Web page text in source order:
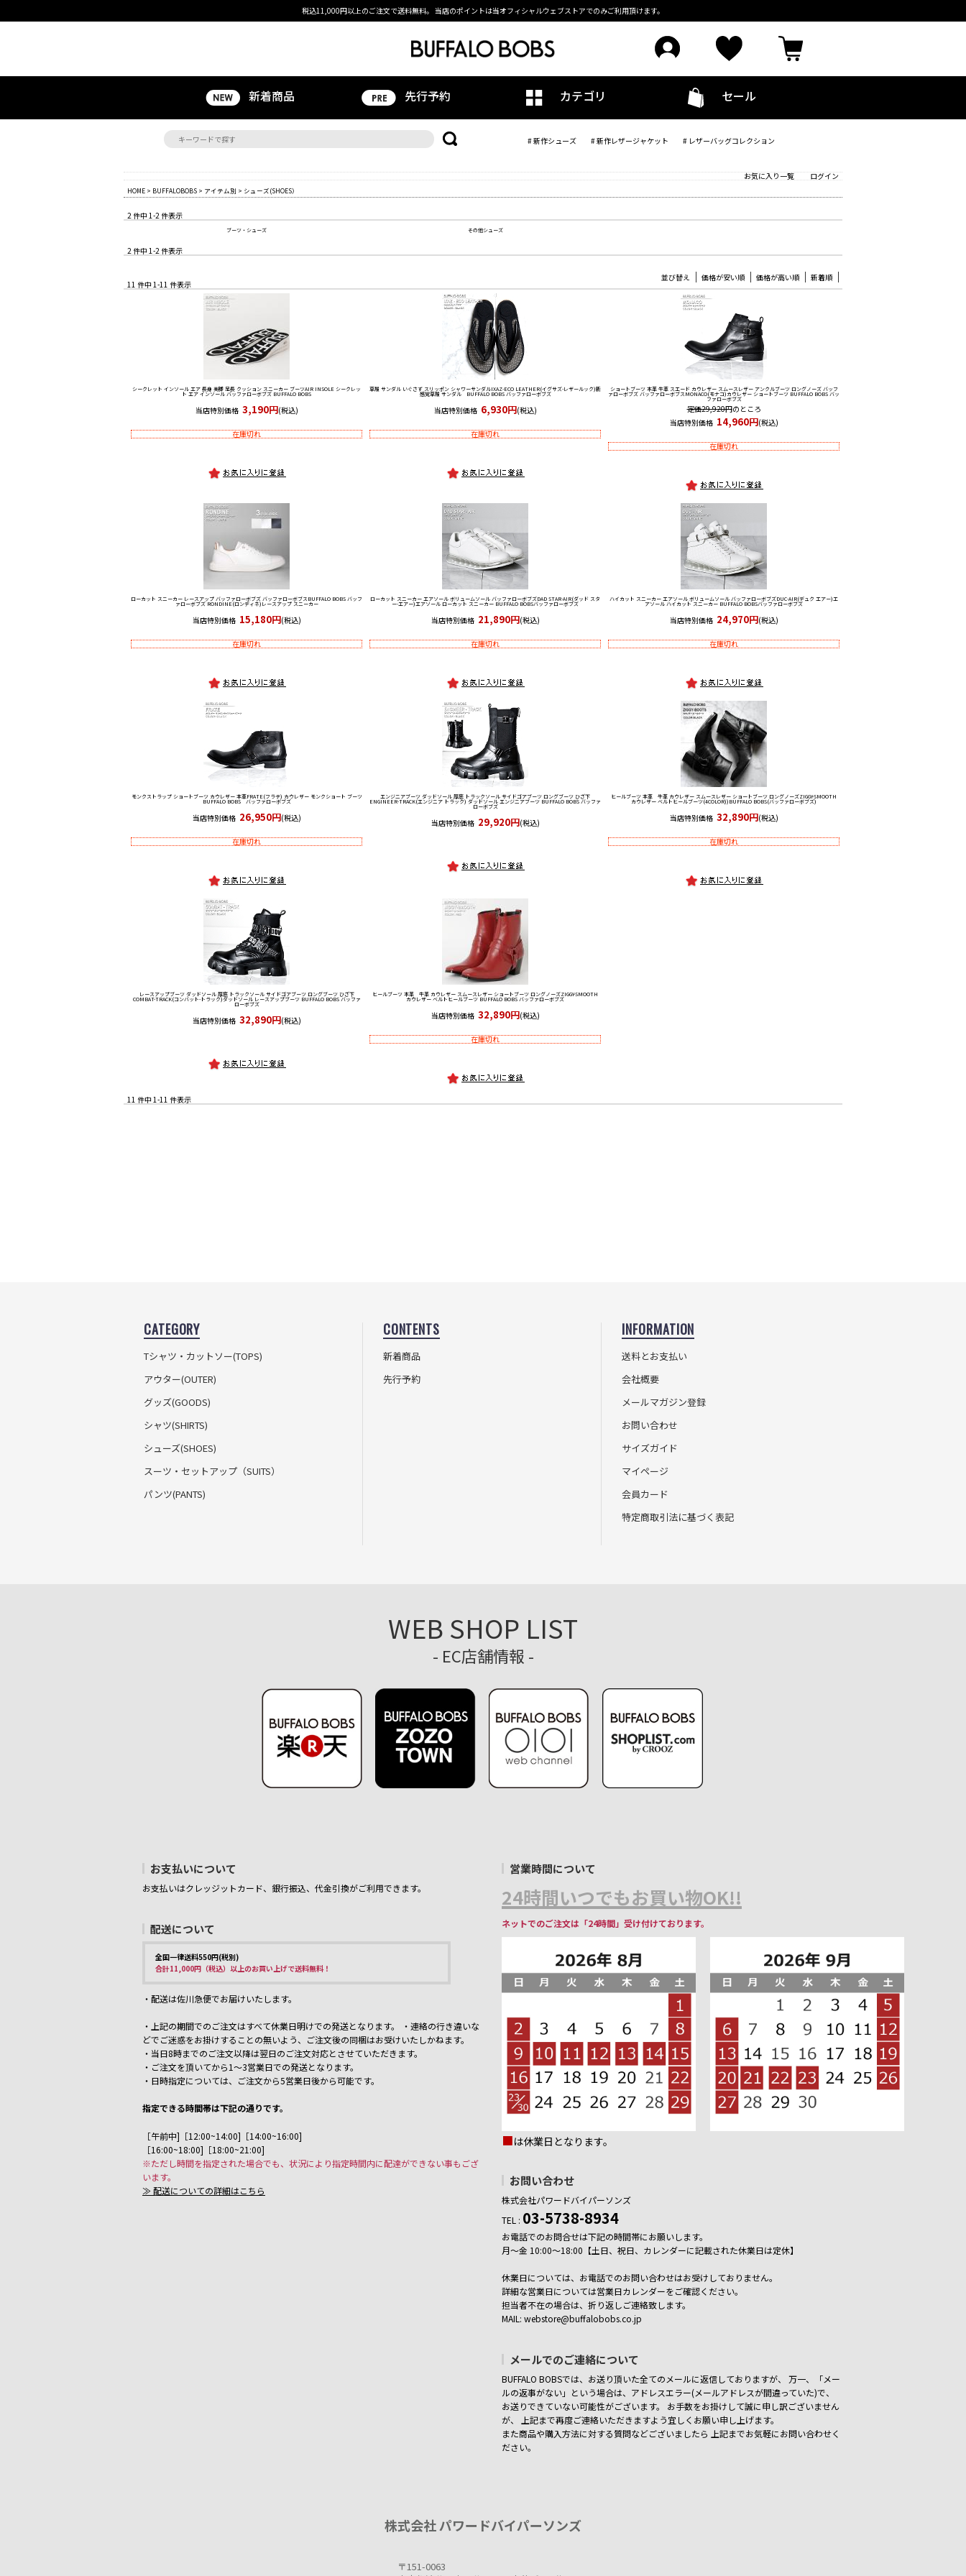
税込11,000円以上のご注文で送料無料。 当店のポイントは当オフィシャルウェブストアでのみご利用頂けます。
新着商品 先行予約 カテゴリ セール
# 新作シューズ # 新作レザージャケット # レザーバッグコレクション
お気に入り一覧 ログイン
HOME > BUFFALOBOBS > アイテム別 > シューズ(SHOES）
2 件中 1-2 件表示
ブーツ・シューズ その他シューズ
2 件中 1-2 件表示
並び替え 価格が安い順 価格が高い順 新着順
11 件中 1-11 件表示
シークレット インソール エア 長身 美脚 足長 クッション スニーカー ブーツAIR INSOLE シークレッ
ト エア インソール バッファローボブズ BUFFALO BOBS
当店特別価格 3,190円(税込)
在庫切れ
草履 サンダル いぐさず スリッポン シャワーサンダルIXAZ-ECO LEATHER(イグサズ-レザールック)新
感覚草履 サンダル BUFFALO BOBS バッファローボブズ
当店特別価格 6,930円(税込)
在庫切れ
ショートブーツ 本革 牛革 スエード カウレザー スムースレザー アンクルブーツ ロングノーズ バッフ
ァローボブズ バッファローボブス MONACO(モナコ)カウレザー ショートブーツ BUFFALO BOBS バッ
ファローボブズ
定価29,920円のところ
当店特別価格 14,960円(税込)
在庫切れ
ローカット スニーカー レースアップ バッファローボブズ バッファローボブス BUFFALO BOBS バッフ
ァローボブズ RONDINE(ロンディネ)レースアップ スニーカー
当店特別価格 15,180円(税込)
在庫切れ
ローカット スニーカー エアソール ボリュームソール バッファローボブズDAD STAR-AIR(ダッド スタ
ー-エアー)エアソール ローカット スニーカー BUFFALO BOBSバッファローボブズ
当店特別価格 21,890円(税込)
在庫切れ
ハイカット スニーカー エアソール ボリュームソール バッファローボブズDUC-AIR(デュク エアー)エ
アソール ハイカット スニーカー BUFFALO BOBSバッファローボブズ
当店特別価格 24,970円(税込)
在庫切れ
モンクストラップ ショートブーツ カウレザー 本革FRATE(フラテ) カウレザー モンクショート ブーツ
BUFFALO BOBS バッファローボブズ
当店特別価格 26,950円(税込)
在庫切れ
エンジニアブーツ ダッドソール 厚底 トラックソール サイドゴアブーツ ロングブーツ ひざ下
ENGINEER-TRACK(エンジニア トラック) ダッドソール エンジニアブーツ BUFFALO BOBS バッファ
ローボブズ
当店特別価格 29,920円(税込)
ヒールブーツ 本革 牛革 カウレザー スムースレザー ショートブーツ ロングノーズZIGGY-SMOOTH
カウレザー ベルトヒールブーツ(4COLOR))BUFFALO BOBS(バッファローボブズ)
当店特別価格 32,890円(税込)
在庫切れ
レースアップブーツ ダッドソール 厚底 トラックソール サイドゴアブーツ ロングブーツ ひざ下
COMBAT-TRACK(コンバット-トラック)ダッドソール レースアップブーツ BUFFALO BOBS バッファ
ローボブズ
当店特別価格 32,890円(税込)
ヒールブーツ 本革 牛革 カウレザー スムースレザー ショートブーツ ロングノーズZIGGY-SMOOTH
カウレザー ベルトヒールブーツ BUFFALO BOBS バッファローボブズ
当店特別価格 32,890円(税込)
在庫切れ
11 件中 1-11 件表示
CATEGORY
Tシャツ・カットソー(TOPS)
アウター(OUTER)
グッズ(GOODS)
シャツ(SHIRTS)
シューズ(SHOES)
スーツ・セットアップ （SUITS）
パンツ(PANTS)
CONTENTS
新着商品
先行予約
INFORMATION
送料とお支払い
会社概要
メールマガジン登録
お問い合わせ
サイズガイド
マイページ
会員カード
特定商取引法に基づく表記
WEB SHOP LIST
- EC店舗情報 -
お支払いについて
お支払いはクレッジットカード、銀行振込、代金引換がご利用できます。
配送について
全国一律送料550円(税別)
合計11,000円（税込）以上のお買い上げで送料無料！
・配送は佐川急便でお届けいたします。
・上記の期間でのご注文はすべて休業日明けでの発送となります。 ・連絡の行き違いな
どでご迷惑をお掛けすることの無いよう、ご注文後の同梱はお受けいたしかねます。
・当日8時までのご注文以降は翌日のご注文対応とさせていただきます。
・ご注文を頂いてから1～3営業日での発送となります。
・日時指定については、ご注文から5営業日後から可能です。
指定できる時間帯は下記の通りです。
［午前中]［12:00~14:00]［14:00~16:00]
［16:00~18:00]［18:00~21:00]
※ただし時間を指定された場合でも、状況により指定時間内に配達ができない事もござ
います。
≫ 配送についての詳細はこちら
営業時間について
24時間いつでもお買い物OK!!
ネットでのご注文は「24時間」受け付けております。
■は休業日となります。
お問い合わせ
株式会社パワードバイパーソンズ
TEL : 03-5738-8934
お電話でのお問合せは下記の時間帯にお願いします。
月～金 10:00～18:00【土日、祝日、カレンダーに記載された休業日は定休】
休業日については、お電話でのお問い合わせはお受けしておりません。
詳細な営業日については営業日カレンダーをご確認ください。
担当者不在の場合は、折り返しご連絡致します。
MAIL: webstore@buffalobobs.co.jp
メールでのご連絡について
BUFFALO BOBSでは、お送り頂いた全てのメールに返信しておりますが、
万一、「メー
ルの返事がない」という場合は、アドレスエラー(メールアドレスが間違っていた)で、
お送りできていない可能性がございます。 お手数をお掛けして誠に申し訳ございません
が、 上記まで再度ご連絡いただきますよう宜しくお願い申し上げます。
また商品や購入方法に対する質問などございましたら 上記までお気軽にお問い合わせく
ださい。
株式会社 パワードバイパーソンズ
〒151-0063